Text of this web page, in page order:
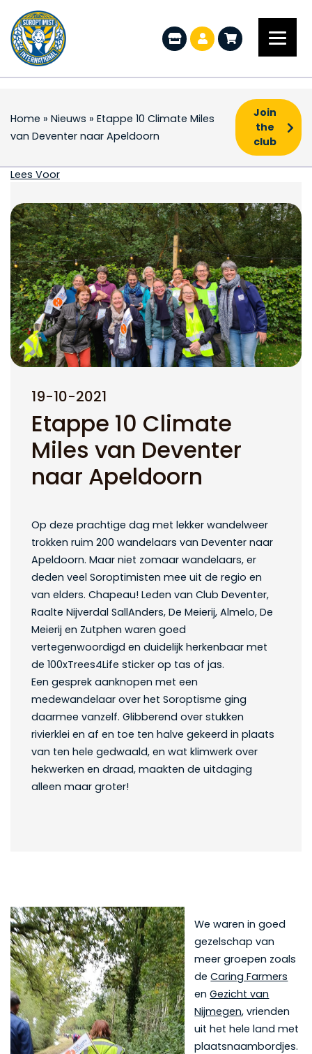
Home » Nieuws » Etappe 10 Climate Miles
van Deventer naar Apeldoorn
Join
the
club
Etappe 10 Climate
Lees Voor
19-10-2021
Etappe 10 Climate
Miles van Deventer
naar Apeldoorn
Op deze prachtige dag met lekker wandelweer
trokken ruim 200 wandelaars van Deventer naar
Apeldoorn. Maar niet zomaar wandelaars, er
deden veel Soroptimisten mee uit de regio en
van elders. Chapeau! Leden van Club Deventer,
Raalte Nijverdal SallAnders, De Meierij, Almelo, De
Meierij en Zutphen waren goed
vertegenwoordigd en duidelijk herkenbaar met
de 100xTrees4Life sticker op tas of jas.
Een gesprek aanknopen met een
medewandelaar over het Soroptisme ging
daarmee vanzelf. Glibberend over stukken
rivierklei en af en toe ten halve gekeerd in plaats
van ten hele gedwaald, en wat klimwerk over
hekwerken en draad, maakten de uitdaging
alleen maar groter!
We waren in goed
gezelschap van
meer groepen zoals
deCaring Farmers
enGezicht van
Nijmegen, vrienden
uit het hele land met
plaatsnaambordjes.